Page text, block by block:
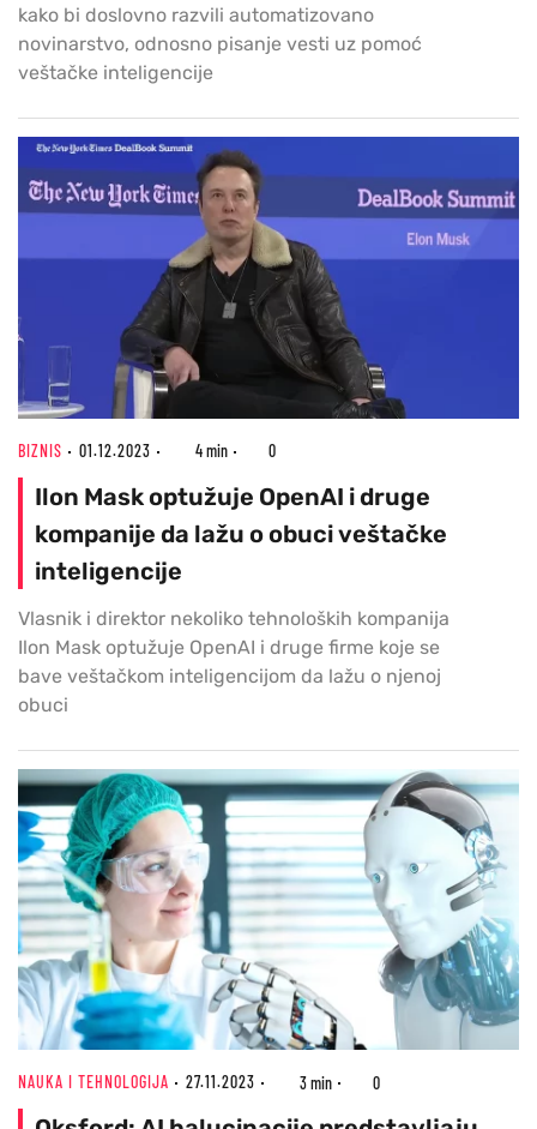
kako bi doslovno razvili automatizovano
novinarstvo, odnosno pisanje vesti uz pomoć
veštačke inteligencije
BIZNIS 01.12.2023 4 min 0
Ilon Mask optužuje OpenAI i druge
kompanije da lažu o obuci veštačke
inteligencije
Vlasnik i direktor nekoliko tehnoloških kompanija
Ilon Mask optužuje OpenAI i druge firme koje se
bave veštačkom inteligencijom da lažu o njenoj
obuci
NAUKA I TEHNOLOGIJA 27.11.2023 3 min 0